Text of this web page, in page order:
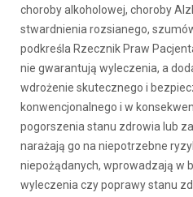
choroby alkoholowej, choroby
stwardnienia rozsianego,
podkreśla Rzecznik Praw
nie gwarantują wyleczenia, a
wdrożenie skutecznego i
konwencjonalnego i w
pogorszenia stanu zdrowia lub
narażają go na niepotrzebne
niepożądanych, wprowadzają w
wyleczenia czy poprawy stanu